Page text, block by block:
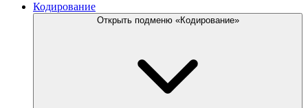
Кодирование
Открыть подменю «Кодирование»